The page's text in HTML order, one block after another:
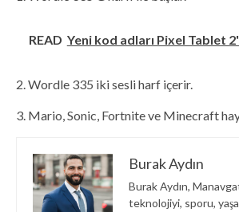
READ Yeni kod adları Pixel Tablet
2. Wordle 335 iki sesli harf içerir.
3. Mario, Sonic, Fortnite ve Minecraft
Burak Aydın
Burak Aydın,
teknolojiyi, sporu,